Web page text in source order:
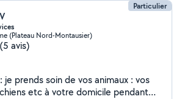
Particulier
(Plateau Nord-Montausier)
(5 avis)
etc à votre domicile pendant